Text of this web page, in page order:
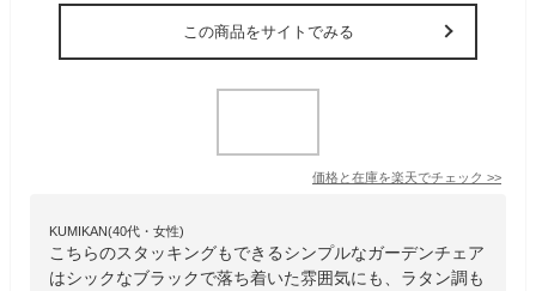
この商品をサイトでみる
価格と在庫を楽天でチェック >>
KUMIKAN(40代・女性)
こちらのスタッキングもできるシンプルなガーデンチェア
はシックなブラックで落ち着いた雰囲気にも、ラタン調も